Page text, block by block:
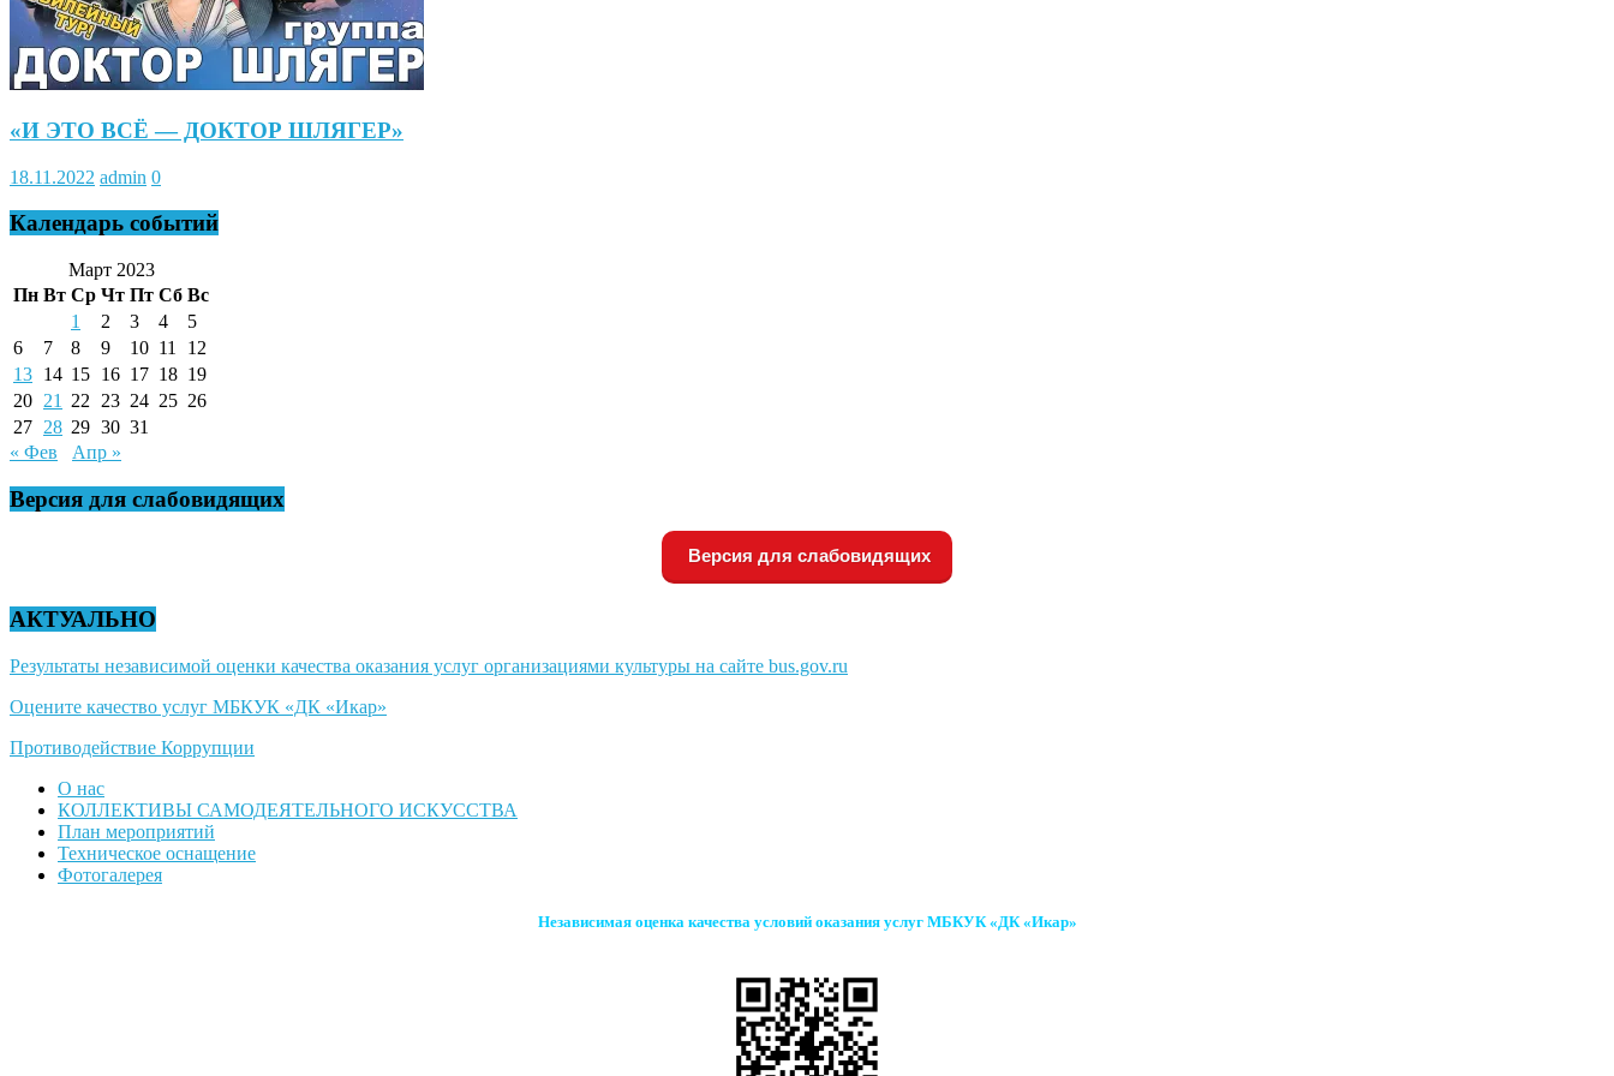
«И ЭТО ВСЁ — ДОКТОР ШЛЯГЕР»
18.11.2022 admin 0
Календарь событий
Март 2023
Пн Вт Ср Чт Пт Сб Вс
1
2 3 4
5
6
7 8 9 10 11
12
13 14 15 16 17 18 19
20 21 22 23 24 25 26
27 28 29 30 31
« Фев
Апр »
Версия для слабовидящих
Версия для слабовидящих
АКТУАЛЬНО
Результаты независимой оценки качества оказания услуг организациями культуры на сайте bus.gov.ru
Оцените качество услуг МБКУК «ДК «Икар»
Противодействие Коррупции
О нас
КОЛЛЕКТИВЫ САМОДЕЯТЕЛЬНОГО ИСКУССТВА
План мероприятий
Техническое оснащение
Фотогалерея
Независимая оценка качества условий оказания услуг МБКУК «ДК «Икар»